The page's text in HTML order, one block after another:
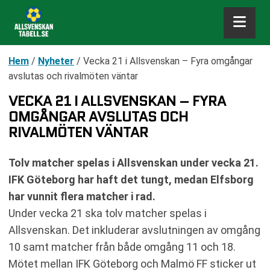
Hem / Nyheter / Vecka 21 i Allsvenskan – Fyra omgångar
avslutas och rivalmöten väntar
VECKA 21 I ALLSVENSKAN – FYRA
OMGÅNGAR AVSLUTAS OCH
RIVALMÖTEN VÄNTAR
Tolv matcher spelas i Allsvenskan under vecka 21.
IFK Göteborg har haft det tungt, medan Elfsborg
har vunnit flera matcher i rad.
Under vecka 21 ska tolv matcher spelas i
Allsvenskan. Det inkluderar avslutningen av omgång
10 samt matcher från både omgång 11 och 18.
Mötet mellan IFK Göteborg och Malmö FF sticker ut